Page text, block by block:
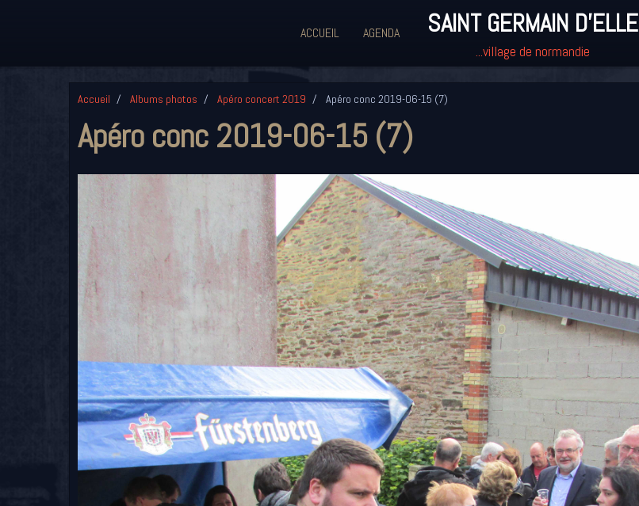
ACCUEIL AGENDA SAINT GERMAIN D'ELLE
...village de normandie
Accueil Albums photos Apéro concert 2019 Apéro conc 2019-06-15 (7)
Apéro conc 2019-06-15 (7)